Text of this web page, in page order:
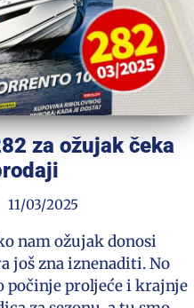
za ožujak čeka
11/03/2025
nam ožujak donosi
još zna iznenaditi. No
počinje proljeće i krajnje